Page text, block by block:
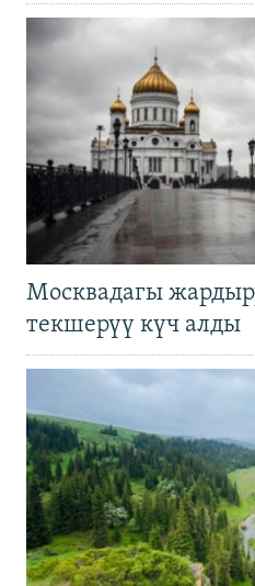
Москвадагы
текшерүү күч алды